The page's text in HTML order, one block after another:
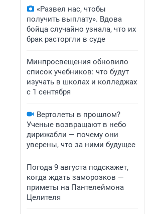
«Развел нас, чтобы
получить выплату». Вдова
бойца случайно узнала, что их
брак расторгли в суде
Минпросвещения обновило
список учебников: что будут
изучать в школах и колледжах
с 1 сентября
Вертолеты в прошлом?
Ученые возвращают в небо
дирижабли — почему они
уверены, что за ними будущее
Погода 9 августа подскажет,
когда ждать заморозков —
приметы на Пантелеймона
Целителя